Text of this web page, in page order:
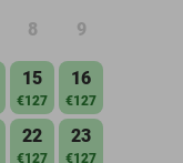
8 9
15
€127
16
€127
22
€127
23
€127